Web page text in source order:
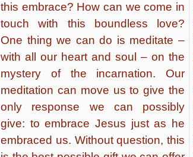
this embrace? How can we come in
touch with this boundless love?
One thing we can do is meditate –
with all our heart and soul – on the
mystery of the incarnation. Our
med­itation can move us to give the
only response we can possibly
give: to embrace Jesus just as he
embraced us. Without question, this